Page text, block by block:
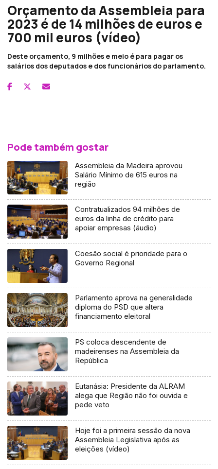
Orçamento da Assembleia para
2023 é de 14 milhões de euros e
700 mil euros (vídeo)
Deste orçamento, 9 milhões e meio é para pagar os
salários dos deputados e dos funcionários do parlamento.
Pode também gostar
Assembleia da Madeira aprovou
Salário Mínimo de 615 euros na
região
Contratualizados 94 milhões de
euros da linha de crédito para
apoiar empresas (áudio)
Coesão social é prioridade para o
Governo Regional
Parlamento aprova na generalidade
diploma do PSD que altera
financiamento eleitoral
PS coloca descendente de
madeirenses na Assembleia da
República
Eutanásia: Presidente da ALRAM
alega que Região não foi ouvida e
pede veto
Hoje foi a primeira sessão da nova
Assembleia Legislativa após as
eleições (vídeo)